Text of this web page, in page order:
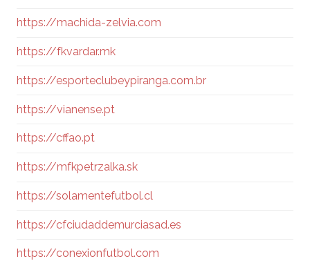
https://machida-zelvia.com
https://fkvardar.mk
https://esporteclubeypiranga.com.br
https://vianense.pt
https://cffao.pt
https://mfkpetrzalka.sk
https://solamentefutbol.cl
https://cfciudaddemurciasad.es
https://conexionfutbol.com